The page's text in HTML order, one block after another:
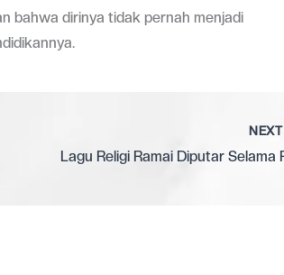
bahwa dirinya tidak pernah menjadi
NEXT